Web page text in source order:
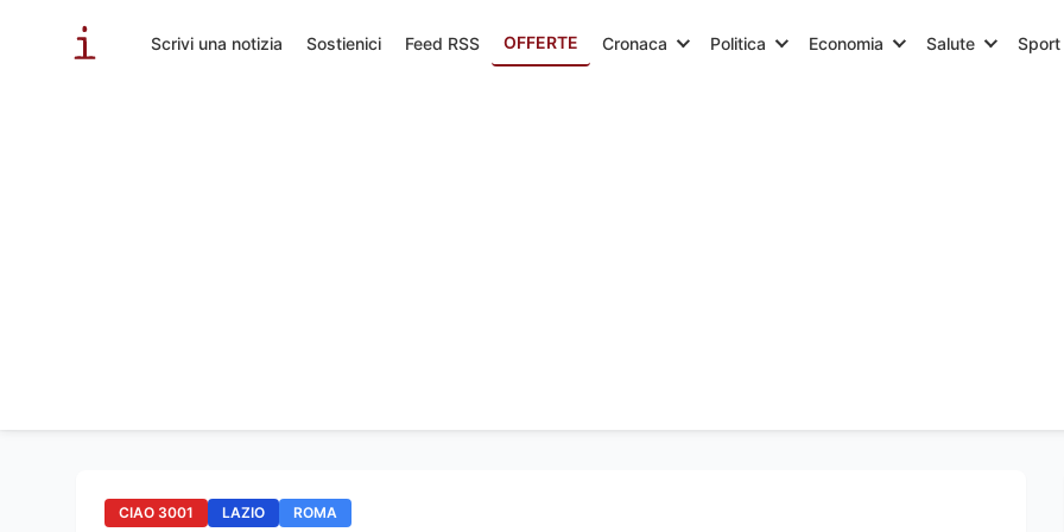
Scrivi una notizia Sostienici Feed RSS OFFERTE Cronaca Politica Economia Salute Sport
CIAO 3001 LAZIO ROMA